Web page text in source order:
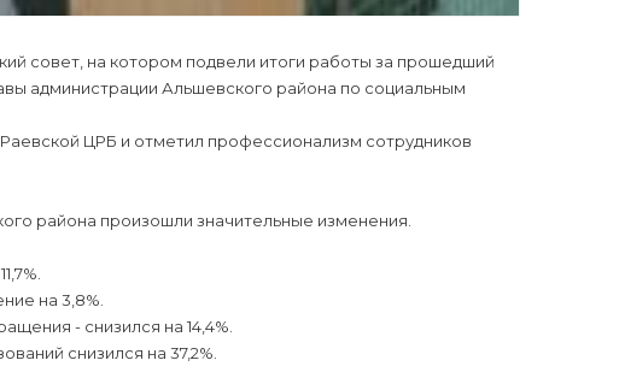
совет, на котором подвели итоги работы за прошедший
администрации Альшевского района по социальным
ЦРБ и отметил профессионализм сотрудников
района произошли значительные изменения.
на 3,8%.
- снизился на 14,4%.
снизился на 37,2%.